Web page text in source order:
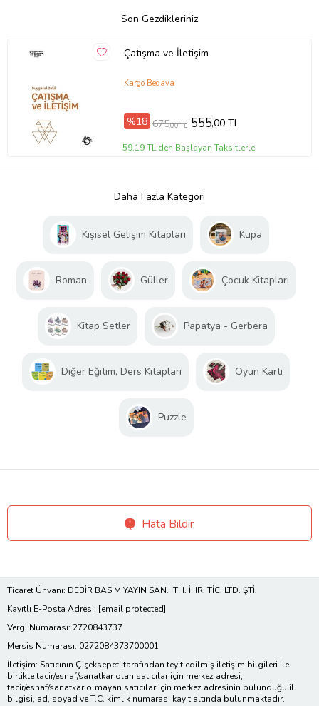
Son Gezdikleriniz
Çatışma ve İletişim
Kargo Bedava
%18 675,00 TL 555,00 TL
59,19 TL'den Başlayan Taksitlerle
Daha Fazla Kategori
Kişisel Gelişim Kitapları Kupa
Roman Güller Çocuk Kitapları
Kitap Setler Papatya - Gerbera
Diğer Eğitim, Ders Kitapları Oyun Kartı
Puzzle
Hata Bildir
Ticaret Ünvanı: DEBİR BASIM YAYIN SAN. İTH. İHR. TİC. LTD. ŞTİ.
Kayıtlı E-Posta Adresi: [email protected]
Vergi Numarası: 2720843737
Mersis Numarası: 0272084373700001
İletişim: Satıcının Çiçeksepeti tarafından teyit edilmiş iletişim bilgileri ile
birlikte tacir/esnaf/sanatkar olan satıcılar için merkez adresi;
tacir/esnaf/sanatkar olmayan satıcılar için merkez adresinin bulunduğu il
bilgisi, ad, soyad ve T.C. kimlik numarası kayıt altında bulunmaktadır.